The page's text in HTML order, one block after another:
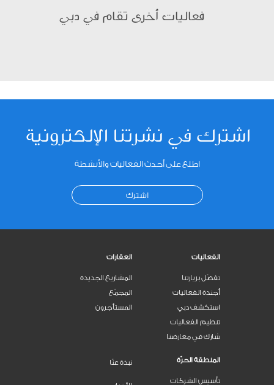
فعاليات أخرى تقام في دبي
الفعاليات
تفضّل بزيارتنا
أجندة الفعاليات
استكشف دبي
تنظيم الفعاليات
شارك في معارضنا
العقارات
المشاريع الجديدة
المجمّع
المستأجرون
المنطقة الحرّة
تأسيس الشركات
نبذة عنّا
اشترك في نشرتنا الإلكترونية
اطلع على أحدث الفعاليات والأنشطة
اشترك